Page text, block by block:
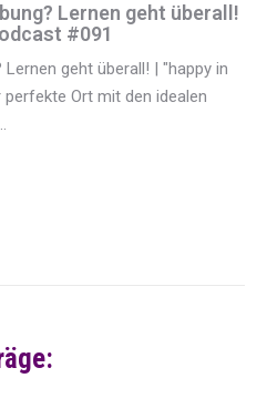
Lernen geht überall!
#091
geht überall! | "happy in
Ort mit den idealen